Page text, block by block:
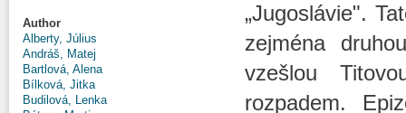
Author
Alberty, Július
Andráš, Matej
Bartlová, Alena
Bílková, Jitka
Budilová, Lenka
„Jugoslávie".
zejména
vzešlou
rozpadem.